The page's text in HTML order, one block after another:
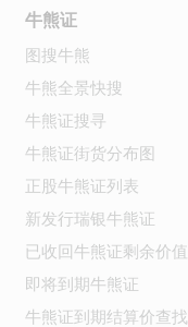
牛熊证
图搜牛熊
牛熊全景快搜
牛熊证搜寻
牛熊证街货分布图
正股牛熊证列表
新发行瑞银牛熊证
已收回牛熊证剩余价值
即将到期牛熊证
牛熊证到期结算价查找